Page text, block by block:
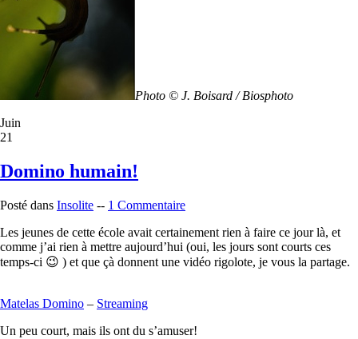
Photo © J. Boisard / Biosphoto
Juin
21
Domino humain!
Posté dans Insolite -- 1 Commentaire
Les jeunes de cette école avait certainement rien à faire ce jour là, et
comme j’ai rien à mettre aujourd’hui (oui, les jours sont courts ces
temps-ci 😉 ) et que çà donnent une vidéo rigolote, je vous la partage.
Matelas Domino – Streaming
Un peu court, mais ils ont du s’amuser!